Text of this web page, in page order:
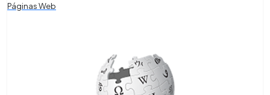
Páginas Web